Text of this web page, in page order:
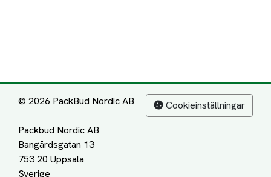
© 2026 PackBud Nordic AB
Packbud Nordic AB
Bangårdsgatan 13
753 20 Uppsala
Cookieinställningar